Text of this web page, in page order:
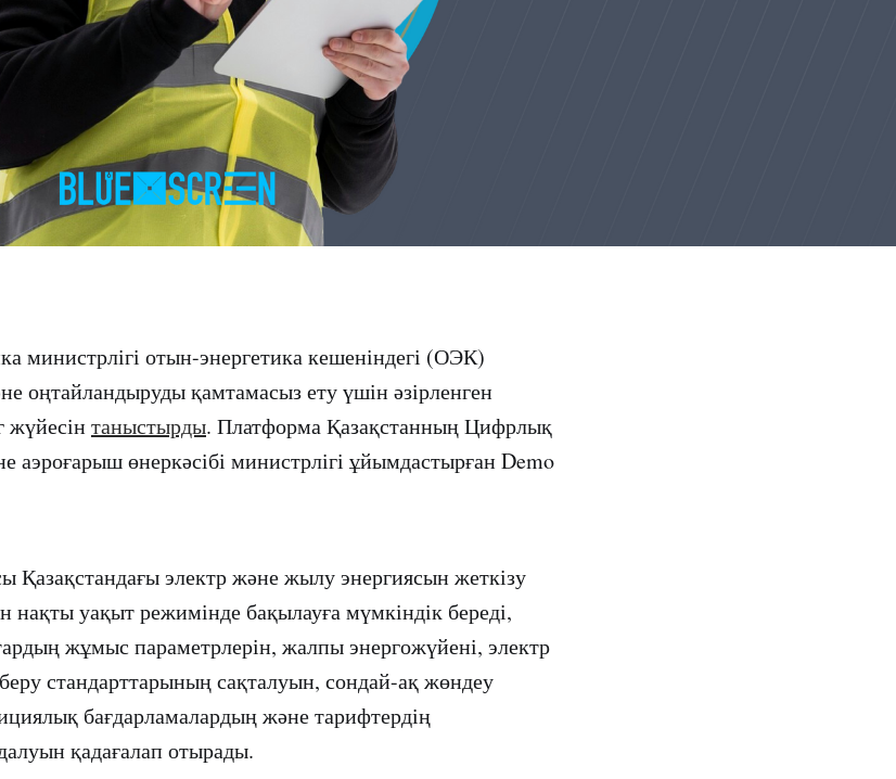
министрлігі отын-энергетика кешеніндегі (ОЭК)
оңтайландыруды қамтамасыз ету үшін әзірленген
жүйесінтаныстырды. Платформа Қазақстанның Цифрлық
аэроғарыш өнеркәсібі министрлігі ұйымдастырған Demo
Қазақстандағы электр және жылу энергиясын жеткізу
нақты уақыт режимінде бақылауға мүмкіндік береді,
жұмыс параметрлерін, жалпы энергожүйені, электр
стандарттарының сақталуын, сондай-ақ жөндеу
бағдарламалардың және тарифтердің
қадағалап отырады.